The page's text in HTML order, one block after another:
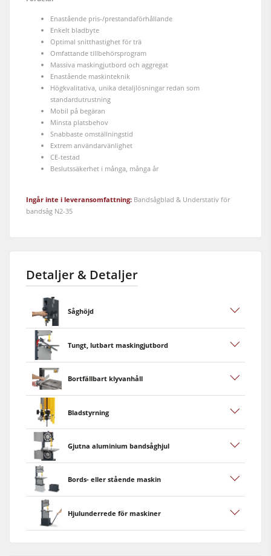
Enastående pris-/prestandaförhållande
Enkelt bladbyte
Optimal snitthastighet för trä
Omfattande tillbehörsprogram
Massiva maskingjutbord och aggregat
Enastående maskinteknik
Högkvalitativa, unika detaljlösningar redan som
standardutrustning
Mobil på begäran
Minsta platsbehov
Snabbaste omställningstid
Extrem användarvänlighet
CE-testad
Beslutssäkerhet i många, många år
Ingår inte i leveransomfattning: Bandsågblad & Understativ för
bandsåg N2-35
Detaljer & Detaljer
Såghöjd
Tungt, lutbart maskingjutbord
Bortfällbart klyvanhåll
Bladstyrning
Gjutna aluminium bandsåghjul
Bords- eller stående maskin
Hjulunderrede för maskiner